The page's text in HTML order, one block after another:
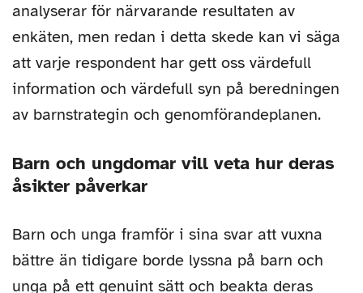
analyserar för närvarande resultaten av
enkäten, men redan i detta skede kan vi säga
att varje respondent har gett oss värdefull
information och värdefull syn på beredningen
av barnstrategin och genomförandeplanen.
Barn och ungdomar vill veta hur deras
åsikter påverkar
Barn och unga framför i sina svar att vuxna
bättre än tidigare borde lyssna på barn och
unga på ett genuint sätt och beakta deras